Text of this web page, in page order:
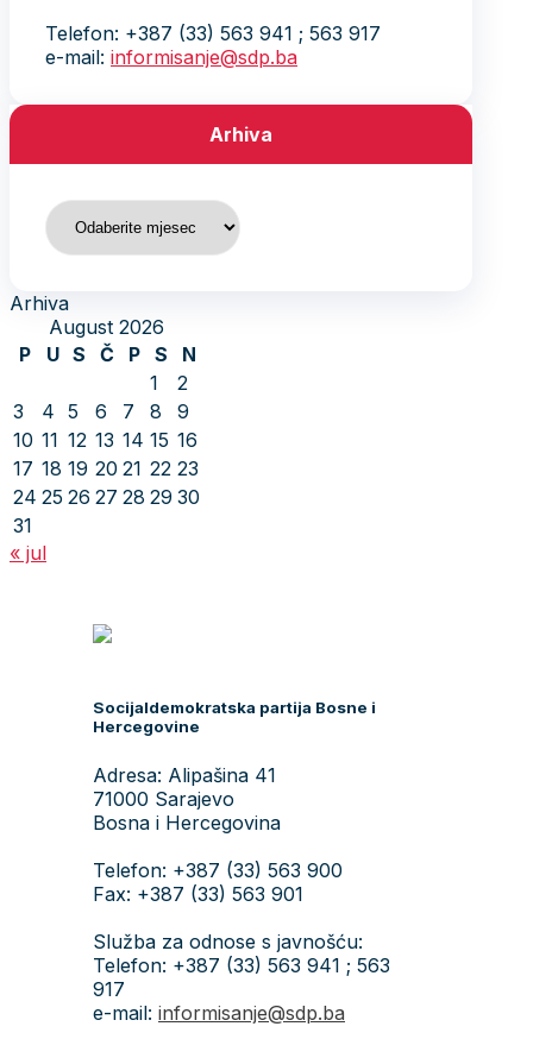
Telefon: +387 (33) 563 941 ; 563 917
e-mail: informisanje@sdp.ba
Arhiva
Arhiva
Arhiva
August 2026
P
U S Č P S
N
1
2
3
4 5 6 7 8
9
10 11 12 13 14 15 16
17 18 19 20 21 22 23
24 25 26 27 28 29 30
31
« jul
Socijaldemokratska partija Bosne i
Hercegovine
Adresa: Alipašina 41
71000 Sarajevo
Bosna i Hercegovina
Telefon: +387 (33) 563 900
Fax: +387 (33) 563 901
Služba za odnose s javnošću:
Telefon: +387 (33) 563 941 ; 563
917
e-mail: informisanje@sdp.ba